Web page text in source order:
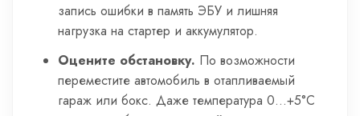
запись ошибки в память ЭБУ и лишняя
нагрузка на стартер и аккумулятор.
Оцените обстановку. По возможности
переместите автомобиль в отапливаемый
гараж или бокс. Даже температура 0…+5°C